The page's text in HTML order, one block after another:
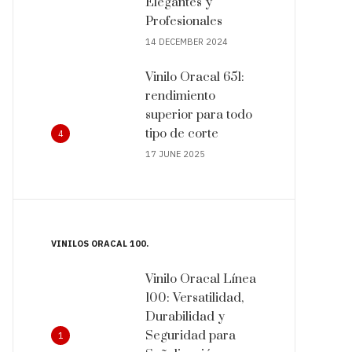
Profesionales
14 DECEMBER 2024
4
Vinilo Oracal 651:
rendimiento
superior para todo
tipo de corte
17 JUNE 2025
VINILOS ORACAL 100
1
Vinilo Oracal Línea
100: Versatilidad,
Durabilidad y
Seguridad para